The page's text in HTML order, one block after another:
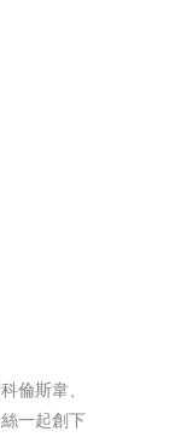
倫斯韋、
一起創下